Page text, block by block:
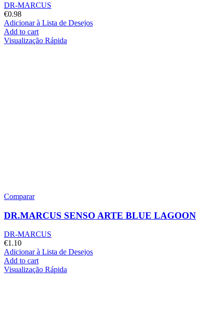
DR-MARCUS
€0.98
Adicionar à Lista de Desejos
Add to cart
Visualização Rápida
Comparar
DR.MARCUS SENSO ARTE BLUE LAGOON
DR-MARCUS
€1.10
Adicionar à Lista de Desejos
Add to cart
Visualização Rápida